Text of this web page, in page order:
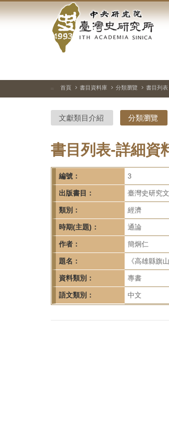
到
中
央
研
院-
臺
灣
史
研
究
所-
首
頁
::: 首頁 書目資料庫 分類瀏覽 書目列表
文獻類目介紹 分類瀏覽
書目列表-詳細資
編號： 3
出版書目： 臺灣史研究
類別： 經濟
時期(主題)： 通論
作者： 簡炯仁
題名： 《高雄縣旗
資料類別： 專書
語文類別： 中文